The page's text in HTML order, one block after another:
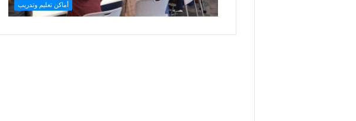
أماكن تعليم وتدريب